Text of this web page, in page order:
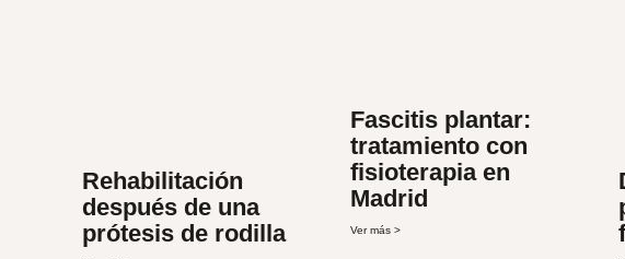
Rehabilitación
después de una
prótesis de rodilla
Fascitis plantar:
tratamiento con
fisioterapia en
Madrid
Ver más >